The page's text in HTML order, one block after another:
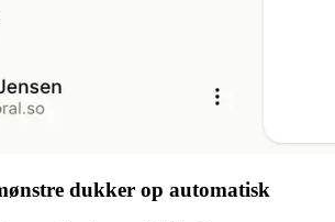
dukker op automatisk